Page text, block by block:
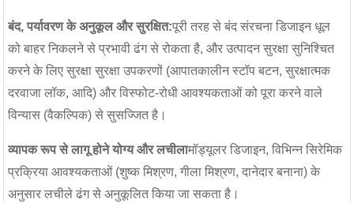
बंद, पर्यावरण के अनुकूल और सुरक्षित:पूरी तरह से बंद संरचना डिजाइन धूल
को बाहर निकलने से प्रभावी ढंग से रोकता है, और उत्पादन सुरक्षा सुनिश्चित
करने के लिए सुरक्षा सुरक्षा उपकरणों (आपातकालीन स्टॉप बटन, सुरक्षात्मक
दरवाजा लॉक, आदि) और विस्फोट-रोधी आवश्यकताओं को पूरा करने वाले
विन्यास (वैकल्पिक) से सुसज्जित है।
व्यापक रूप से लागू होने योग्य और लचीलामॉड्यूलर डिजाइन, विभिन्न सिरेमिक
प्रक्रिया आवश्यकताओं (शुष्क मिश्रण, गीला मिश्रण, दानेदार बनाना) के
अनुसार लचीले ढंग से अनुकूलित किया जा सकता है।